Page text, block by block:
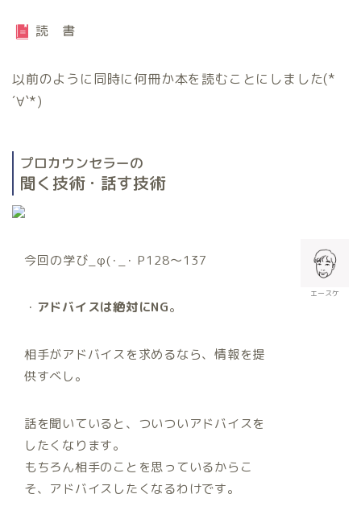
読 書
以前のように同時に何冊か本を読むことにしました(*
´∀`*)
プロカウンセラーの
聞く技術・話す技術
エースケ
今回の学び_φ(･_･ P128〜137
・ アドバイスは絶対にNG。
相手がアドバイスを求めるなら、情報を提
供すべし。
話を聞いていると、ついついアドバイスを
したくなります。
もちろん相手のことを思っているからこ
そ、アドバイスしたくなるわけです。